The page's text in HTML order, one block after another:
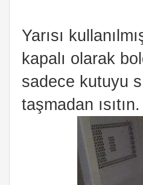
Yarısı
kapalı olarak
sadece kutuyu
taşmadan ısıtın.